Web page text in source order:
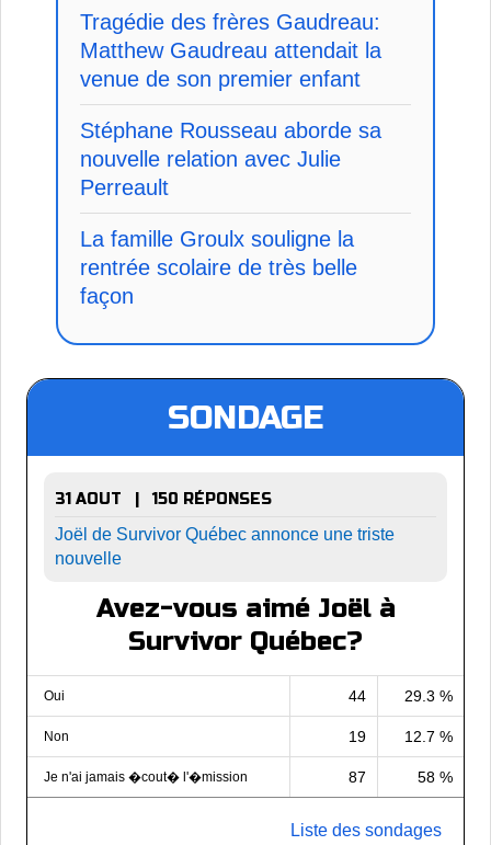
Tragédie des frères Gaudreau:
Matthew Gaudreau attendait la
venue de son premier enfant
Stéphane Rousseau aborde sa
nouvelle relation avec Julie
Perreault
La famille Groulx souligne la
rentrée scolaire de très belle
façon
SONDAGE
31 AOUT | 150 RÉPONSES
Joël de Survivor Québec annonce une triste
nouvelle
Avez-vous aimé Joël à
Survivor Québec?
Oui 44 29.3 %
Non 19 12.7 %
Je n'ai jamais �cout� l'�mission 87 58 %
Liste des sondages